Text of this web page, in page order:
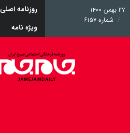
۲۷ بهمن ۱۴۰۰
شماره ۶۱۵۷
روزنامه اصلی
ویژه نامه